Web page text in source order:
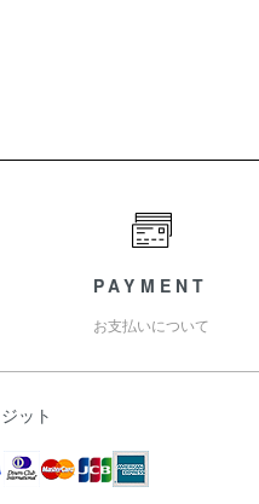
PAYMENT
お支払いについて
ット